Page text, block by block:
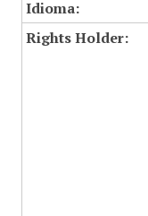
Idioma:
Rights Holder: